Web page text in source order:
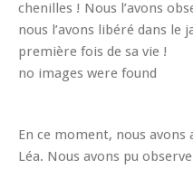
chenilles ! Nous l’avons
nous l’avons libéré dans le
première fois de sa vie !
no images were found
En ce moment, nous avons
Léa. Nous avons pu